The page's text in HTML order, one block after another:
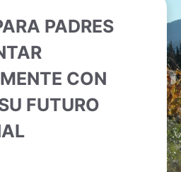
PADRES
CON
FUTURO